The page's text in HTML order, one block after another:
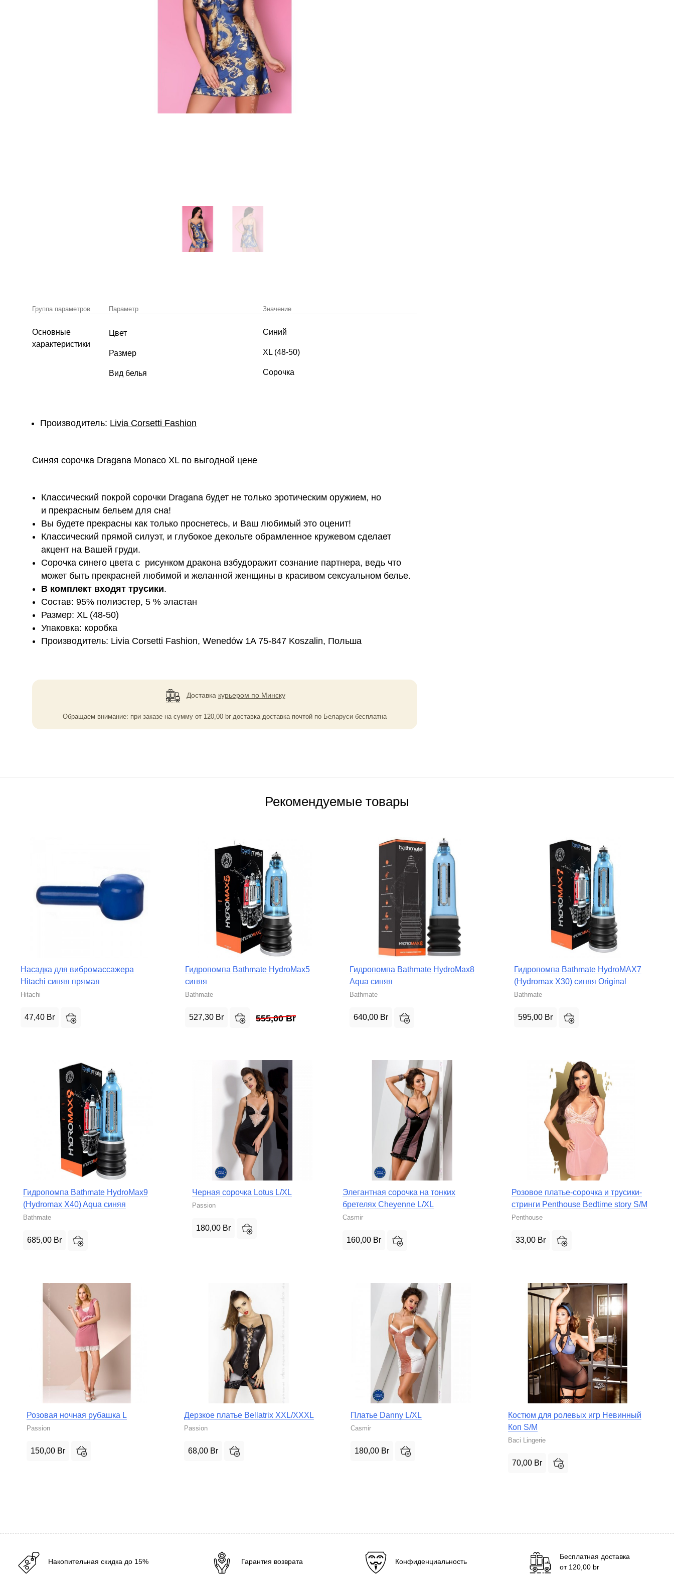
Группа параметров Параметр Значение
Основные
характеристики
Цвет Синий
Размер XL (48-50)
Вид белья Сорочка
Производитель: Livia Corsetti Fashion
Синяя сорочка Dragana Monaco XL по выгодной цене
Классический покрой сорочки Dragana будет не только эротическим оружием, но
и прекрасным бельем для сна!
Вы будете прекрасны как только проснетесь, и Ваш любимый это оценит!
Классический прямой силуэт, и глубокое декольте обрамленное кружевом сделает
акцент на Вашей груди.
Сорочка синего цвета с рисунком дракона взбудоражит сознание партнера, ведь что
может быть прекрасней любимой и желанной женщины в красивом сексуальном белье.
В комплект входят трусики.
Состав: 95% полиэстер, 5 % эластан
Размер: XL (48-50)
Упаковка: коробка
Производитель: Livia Corsetti Fashion, Wenedów 1A 75-847 Koszalin, Польша
Доставка курьером по Минску
Обращаем внимание: при заказе на сумму от 120,00 br доставка доставка почтой по Беларуси бесплатна
Рекомендуемые товары
Насадка для вибромассажера
Hitachi синяя прямая
Hitachi
47,40 Br
Гидропомпа Bathmate HydroMax5
синяя
Bathmate
527,30 Br 555,00Br
Гидропомпа Bathmate HydroMax8
Aqua синяя
Bathmate
640,00 Br
Гидропомпа Bathmate HydroMAX7
(Hydromax X30) синяя Original
Bathmate
595,00 Br
Гидропомпа Bathmate HydroMax9
(Hydromax X40) Aqua синяя
Bathmate
685,00 Br
Черная сорочка Lotus L/XL
Passion
180,00 Br
Элегантная сорочка на тонких
бретеляx Cheyenne L/XL
Casmir
160,00 Br
Розовое платье-сорочка и трусики-
стринги Penthouse Bedtime story S/M
Penthouse
33,00 Br
Розовая ночная рубашка L
Passion
150,00 Br
Дерзкое платье Bellatrix XXL/XXXL
Passion
68,00 Br
Платье Danny L/XL
Casmir
180,00 Br
Костюм для ролевых игр Невинный
Коп S/M
Baci Lingerie
70,00 Br
Накопительная скидка до 15% Гарантия возврата Конфиденциальность
Бесплатная доставка
от 120,00 br